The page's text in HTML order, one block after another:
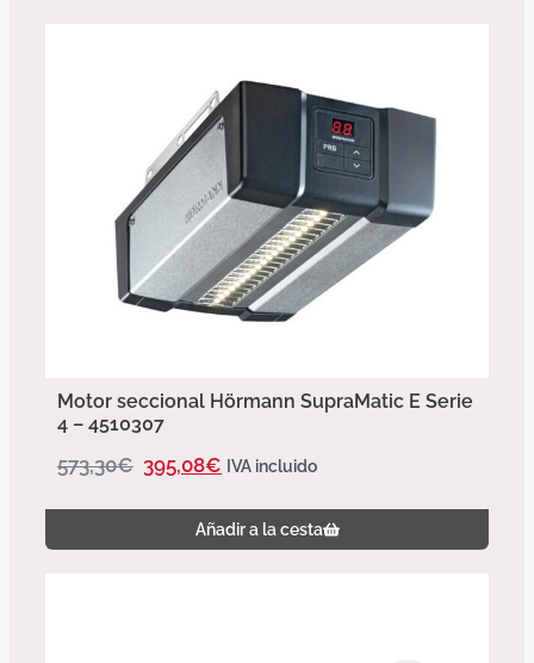
Motor seccional Hörmann SupraMatic E Serie
4 – 4510307
573,30€ 395,08€ IVA incluido
Añadir a la cesta